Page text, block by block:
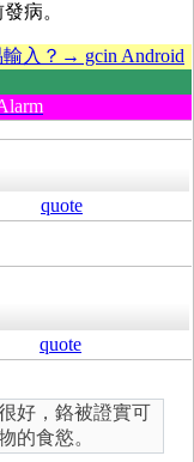
病。
入？→ gcin Android
quote
quote
好，鉻被證實可
的食慾。